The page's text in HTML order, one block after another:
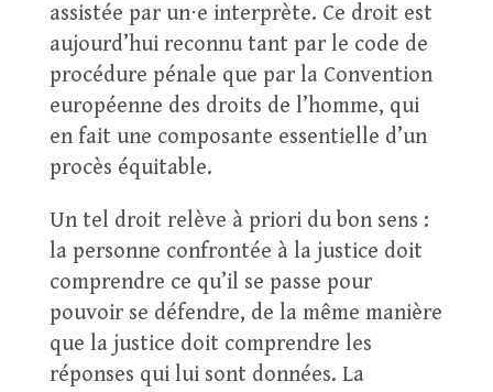
assistée par un⋅e interprète. Ce droit est
aujourd’hui reconnu tant par le code de
procédure pénale que par la Convention
européenne des droits de l’homme, qui
en fait une composante essentielle d’un
procès équitable.
Un tel droit relève à priori du bon sens :
la personne confrontée à la justice doit
comprendre ce qu’il se passe pour
pouvoir se défendre, de la même manière
que la justice doit comprendre les
réponses qui lui sont données. La